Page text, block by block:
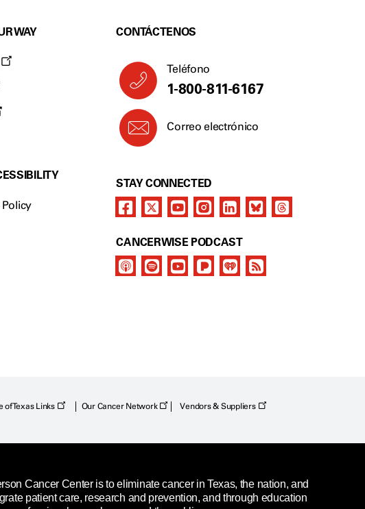
WAY CONTÁCTENOS
Teléfono
1-800-811-6167
Correo electrónico
STAY CONNECTED
CANCERWISE PODCAST
of Texas Links Our Cancer Network Vendors & Suppliers
Cancer Center is to eliminate cancer in Texas, the nation, and
patient care, research and prevention, and through education